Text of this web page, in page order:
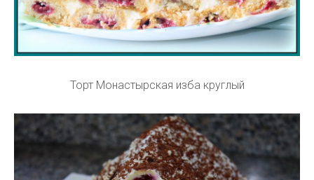
Торт Монастырская изба круглый